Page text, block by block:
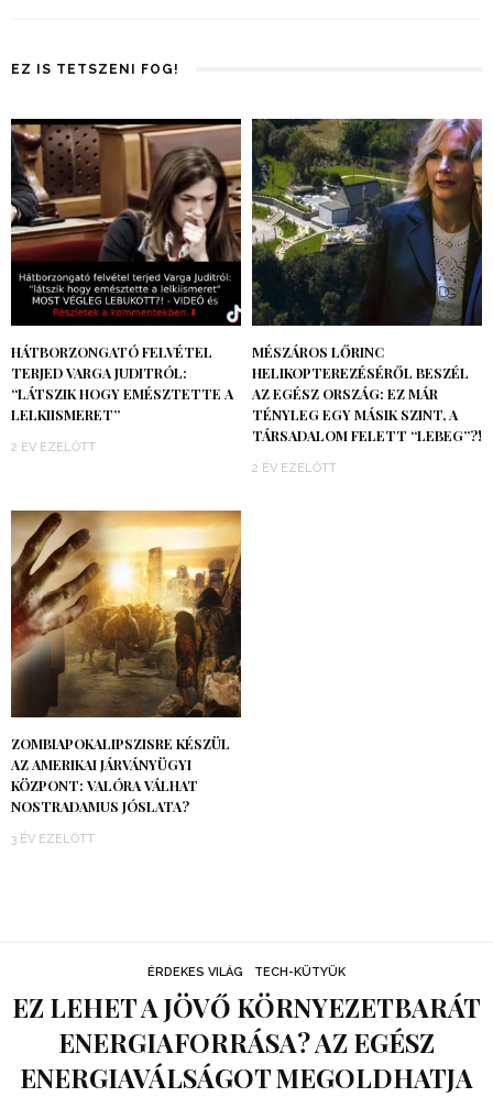
EZ IS TETSZENI FOG!
HÁTBORZONGATÓ FELVÉTEL
TERJED VARGA JUDITRÓL:
“LÁTSZIK HOGY EMÉSZTETTE A
LELKIISMERET”
2 ÉV EZELŐTT
MÉSZÁROS LŐRINC
HELIKOPTEREZÉSÉRŐL BESZÉL
AZ EGÉSZ ORSZÁG: EZ MÁR
TÉNYLEG EGY MÁSIK SZINT, A
TÁRSADALOM FELETT “LEBEG”?!
2 ÉV EZELŐTT
ZOMBIAPOKALIPSZISRE KÉSZÜL
AZ AMERIKAI JÁRVÁNYÜGYI
KÖZPONT: VALÓRA VÁLHAT
NOSTRADAMUS JÓSLATA?
3 ÉV EZELŐTT
ÉRDEKES VILÁG TECH-KÜTYÜK
EZ LEHET A JÖVŐ KÖRNYEZETBARÁT
ENERGIAFORRÁSA? AZ EGÉSZ
ENERGIAVÁLSÁGOT MEGOLDHATJA